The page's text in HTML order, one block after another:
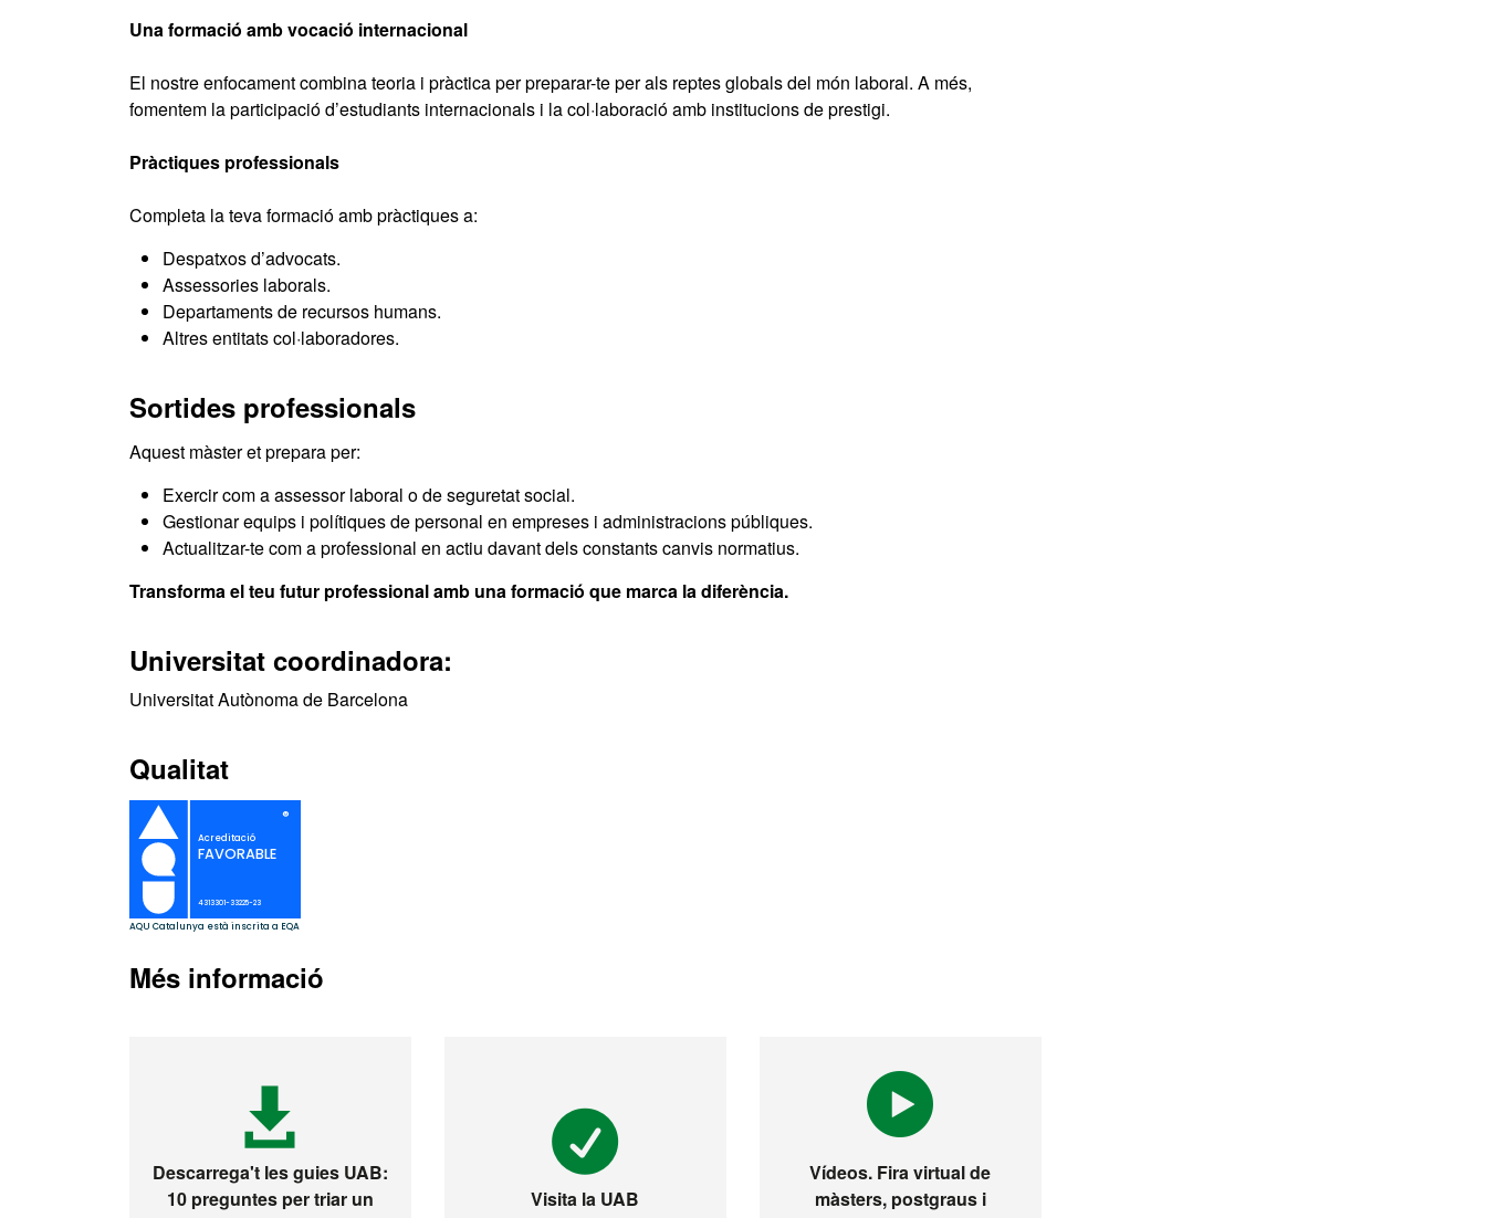
Una formació amb vocació internacional
El nostre enfocament combina teoria i pràctica per preparar-te per als reptes globals del món laboral. A més,
fomentem la participació d’estudiants internacionals i la col·laboració amb institucions de prestigi.
Pràctiques professionals
Completa la teva formació amb pràctiques a:
Despatxos d’advocats.
Assessories laborals.
Departaments de recursos humans.
Altres entitats col·laboradores.
Sortides professionals
Aquest màster et prepara per:
Exercir com a assessor laboral o de seguretat social.
Gestionar equips i polítiques de personal en empreses i administracions públiques.
Actualitzar-te com a professional en actiu davant dels constants canvis normatius.
Transforma el teu futur professional amb una formació que marca la diferència.
Universitat coordinadora:
Universitat Autònoma de Barcelona
Qualitat
Més informació
Descarrega't les guies UAB:
10 preguntes per triar un
Visita la UAB
Vídeos. Fira virtual de
màsters, postgraus i